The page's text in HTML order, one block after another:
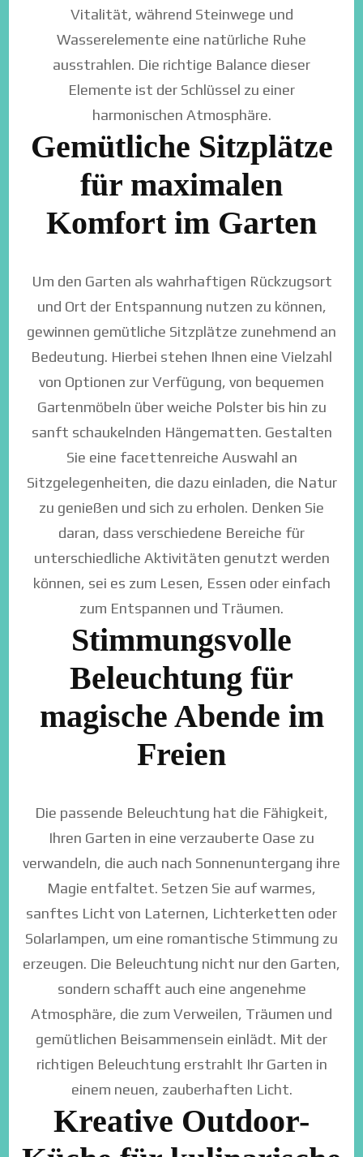
Vitalität, während Steinwege und
Wasserelemente eine natürliche Ruhe
ausstrahlen. Die richtige Balance dieser
Elemente ist der Schlüssel zu einer
harmonischen Atmosphäre.
Gemütliche Sitzplätze
für maximalen
Komfort im Garten
Um den Garten als wahrhaftigen Rückzugsort
und Ort der Entspannung nutzen zu können,
gewinnen gemütliche Sitzplätze zunehmend an
Bedeutung. Hierbei stehen Ihnen eine Vielzahl
von Optionen zur Verfügung, von bequemen
Gartenmöbeln über weiche Polster bis hin zu
sanft schaukelnden Hängematten. Gestalten
Sie eine facettenreiche Auswahl an
Sitzgelegenheiten, die dazu einladen, die Natur
zu genießen und sich zu erholen. Denken Sie
daran, dass verschiedene Bereiche für
unterschiedliche Aktivitäten genutzt werden
können, sei es zum Lesen, Essen oder einfach
zum Entspannen und Träumen.
Stimmungsvolle
Beleuchtung für
magische Abende im
Freien
Die passende Beleuchtung hat die Fähigkeit,
Ihren Garten in eine verzauberte Oase zu
verwandeln, die auch nach Sonnenuntergang ihre
Magie entfaltet. Setzen Sie auf warmes,
sanftes Licht von Laternen, Lichterketten oder
Solarlampen, um eine romantische Stimmung zu
erzeugen. Die Beleuchtung nicht nur den Garten,
sondern schafft auch eine angenehme
Atmosphäre, die zum Verweilen, Träumen und
gemütlichen Beisammensein einlädt. Mit der
richtigen Beleuchtung erstrahlt Ihr Garten in
einem neuen, zauberhaften Licht.
Kreative Outdoor-